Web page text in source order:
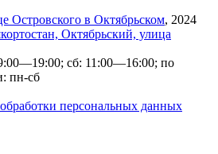
Островского в Октябрьском, 2024
Октябрьский, улица
сб: 11:00—16:00; по
пн-сб
персональных данных